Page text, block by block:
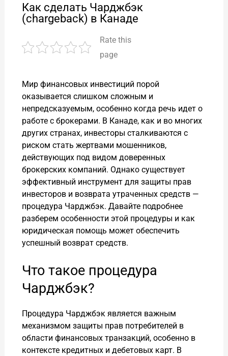
Как сделать Чарджбэк
(chargeback) в Канаде
Rate this
page
Мир финансовых инвестиций порой
оказывается слишком сложным и
непредсказуемым, особенно когда речь идет о
работе с брокерами. В Канаде, как и во многих
других странах, инвесторы сталкиваются с
риском стать жертвами мошенников,
действующих под видом доверенных
брокерских компаний. Однако существует
эффективный инструмент для защиты прав
инвесторов и возврата утраченных средств —
процедура Чарджбэк. Давайте подробнее
разберем особенности этой процедуры и как
юридическая помощь может обеспечить
успешный возврат средств.
Что такое процедура
Чарджбэк?
Процедура Чарджбэк является важным
механизмом защиты прав потребителей в
области финансовых транзакций, особенно в
контексте кредитных и дебетовых карт. В